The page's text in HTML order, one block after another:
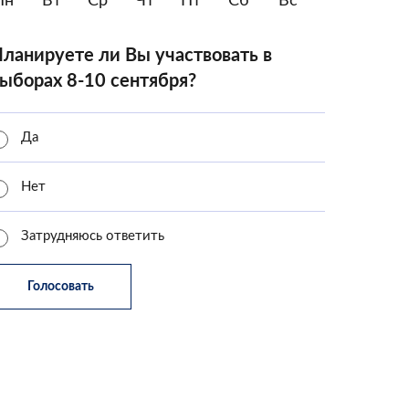
ли Вы участвовать в
8-10 сентября?
Да
Нет
Затрудняюсь ответить